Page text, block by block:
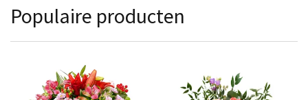
Populaire producten